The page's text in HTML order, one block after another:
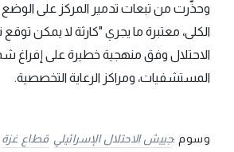
وحذّرت من تبعات تدمير المركز على
الكلى، معتبرة ما يجري "كارثة لا يمكن
الاحتلال وفق منهجية خطيرة على إفراغ
المستشفيات، ومراكز الرعاية التخصصية.
وسوم :جييش الاحتلال الإسرائيلي قطاع غزة